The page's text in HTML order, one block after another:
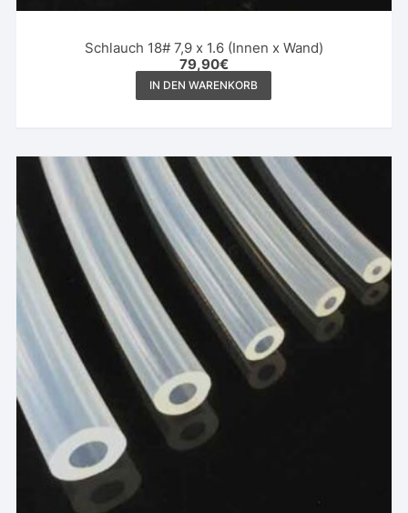
Schlauch 18# 7,9 x 1.6 (Innen x Wand)
79,90€
IN DEN WARENKORB